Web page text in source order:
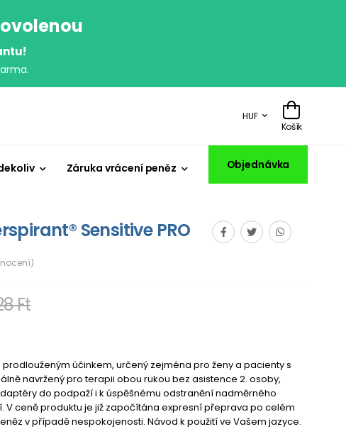
HUF
Košík
Záruka vrácení peněz Objednávka
Sensitive PRO
Ft
účinkem, určený zejména pro ženy a pacienty s
navržený pro terapii obou rukou bez asistence 2. osoby,
do podpaží i k úspěšnému odstranění nadměrného
V ceně produktu je již započítána expresní přeprava po celém
v případě nespokojenosti. Návod k použití ve Vašem jazyce.